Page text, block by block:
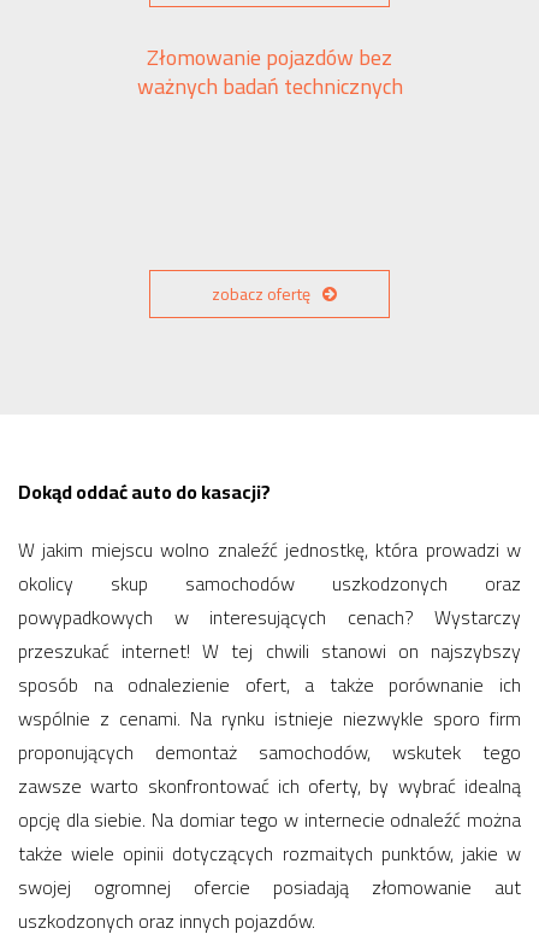
Złomowanie pojazdów bez
ważnych badań technicznych
zobacz ofertę
Dokąd oddać auto do kasacji?
W jakim miejscu wolno znaleźć jednostkę, która prowadzi w
okolicy skup samochodów uszkodzonych oraz
powypadkowych w interesujących cenach? Wystarczy
przeszukać internet! W tej chwili stanowi on najszybszy
sposób na odnalezienie ofert, a także porównanie ich
wspólnie z cenami. Na rynku istnieje niezwykle sporo firm
proponujących demontaż samochodów, wskutek tego
zawsze warto skonfrontować ich oferty, by wybrać idealną
opcję dla siebie. Na domiar tego w internecie odnaleźć można
także wiele opinii dotyczących rozmaitych punktów, jakie w
swojej ogromnej ofercie posiadają złomowanie aut
uszkodzonych oraz innych pojazdów.